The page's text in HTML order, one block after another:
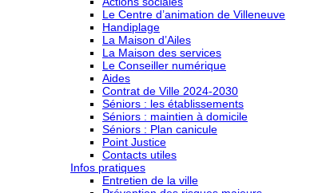
Le Centre d’animation de Villeneuve
Handiplage
La Maison d’Ailes
La Maison des services
Le Conseiller numérique
Aides
Contrat de Ville 2024-2030
Séniors : les établissements
Séniors : maintien à domicile
Séniors : Plan canicule
Point Justice
Contacts utiles
Infos pratiques
Entretien de la ville